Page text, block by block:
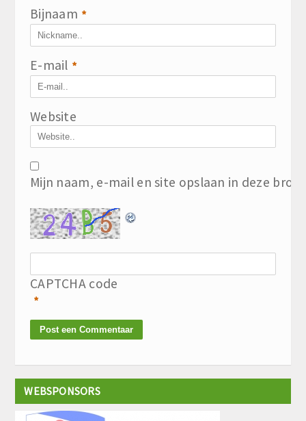
Bijnaam *
E-mail *
Website
Mijn naam, e-mail en site opslaan in deze
CAPTCHA code
*
WEBSPONSORS